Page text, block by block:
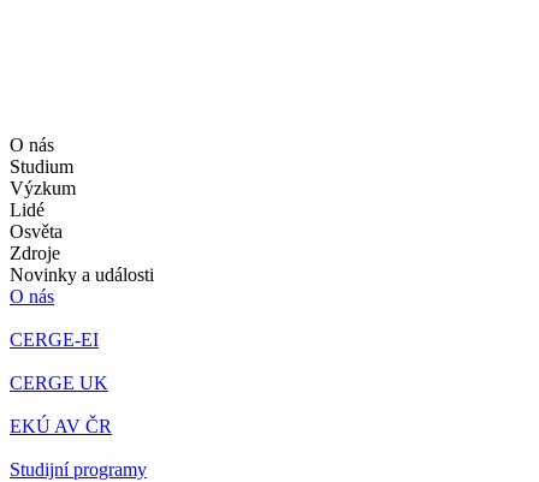
O nás
Studium
Výzkum
Lidé
Osvěta
Zdroje
Novinky a události
O nás
CERGE-EI
CERGE UK
EKÚ AV ČR
Studijní programy